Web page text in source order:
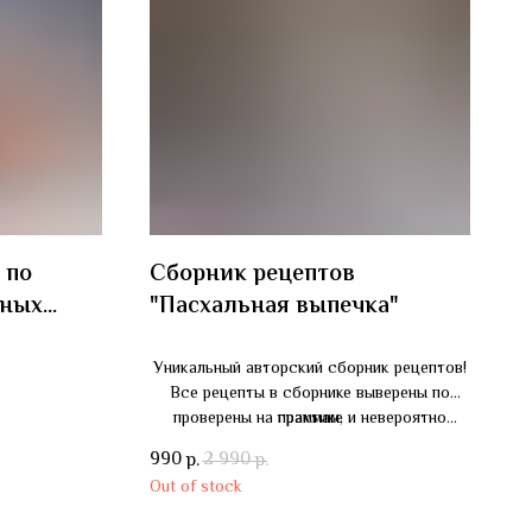
яблок.
Сборник рецептов
"Пасхальная выпечка"
Уникальный авторский сборник рецептов!
Все рецепты в сборнике выверены по
граммам,
проверены на практике и невероятно
990р.2 990р.
Out of stock